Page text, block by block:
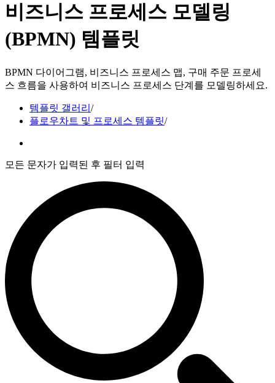
비즈니스 프로세스 모델링
(BPMN) 템플릿
BPMN 다이어그램, 비즈니스 프로세스 맵, 구매 주문 프로세
스 흐름을 사용하여 비즈니스 프로세스 단계를 모델링하세요.
템플릿 갤러리 /
플로우차트 및 프로세스 템플릿/
모든 문자가 입력된 후 필터 입력